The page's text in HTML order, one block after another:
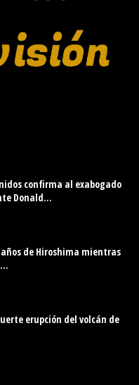
confirma al exabogado
Donald...
años de Hiroshima mientras
erupción del volcán de